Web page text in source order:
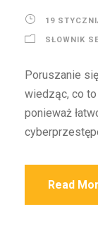
19
SŁOWNIK
Poruszanie
wiedząc, co
ponieważ
Read